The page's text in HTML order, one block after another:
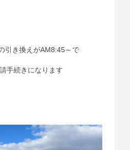
引き換えがAM8:45～で
手続きになります